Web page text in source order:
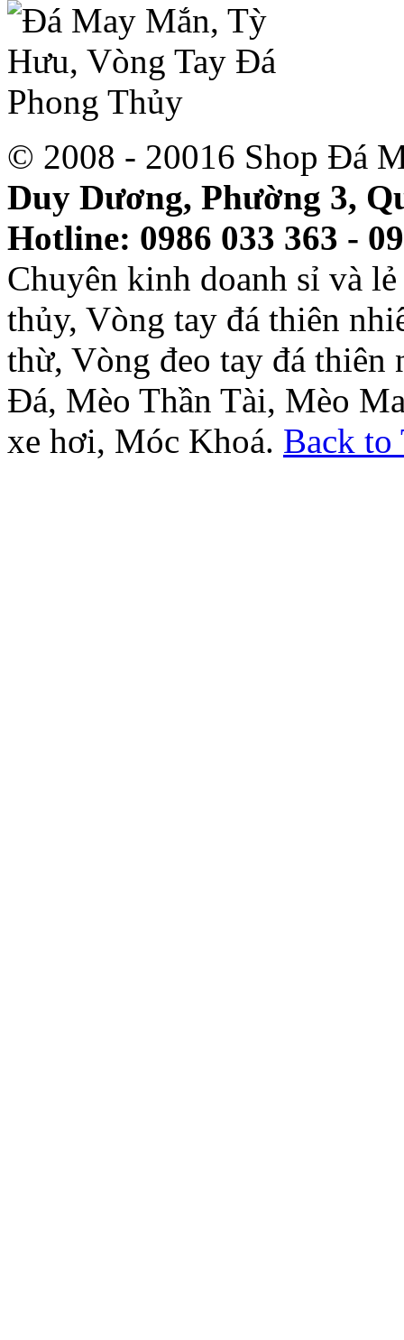
© 2008 - 20016 Shop Đá
Duy Dương, Phường 3,
Hotline: 0986 033 363 -
Chuyên kinh doanh sỉ và
thủy, Vòng tay đá thiên
thừ, Vòng đeo tay đá thiên
Đá, Mèo Thần Tài, Mèo
xe hơi, Móc Khoá. Back to